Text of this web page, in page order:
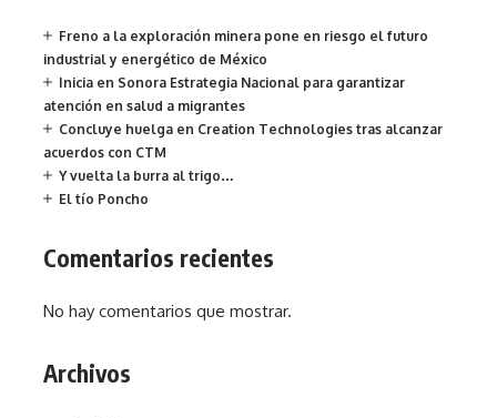
Freno a la exploración minera pone en riesgo el futuro
industrial y energético de México
Inicia en Sonora Estrategia Nacional para garantizar
atención en salud a migrantes
Concluye huelga en Creation Technologies tras alcanzar
acuerdos con CTM
Y vuelta la burra al trigo…
El tío Poncho
Comentarios recientes
No hay comentarios que mostrar.
Archivos